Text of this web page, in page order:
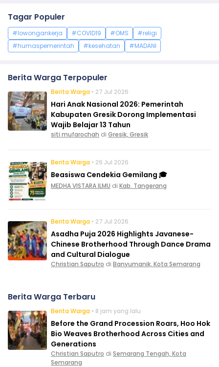
Tagar Populer
#lowongankerja #COVID19 #OMS
#religi
#humaspemerintah
#kesehatan #MADANI
Berita Warga Terpopuler
Berita Warga • 27 Jul 2026
Hari Anak Nasional 2026: Pemerintah
Kabupaten Gresik Dorong Implementasi
Wajib Belajar 13 Tahun
siti mufarochah di Gresik, Gresik
Berita Warga • 26 Jul 2026
Beasiswa Cendekia Gemilang 🎓
MEDHA VISTARA ILMU di Kab. Tangerang
Berita Warga • 27 Jul 2026
Asadha Puja 2026 Highlights Javanese-
Chinese Brotherhood Through Dance Drama
and Cultural Dialogue
Christian Saputro di Banyumanik, Kota Semarang
Berita Warga Terbaru
Berita Warga • 8 jam yang lalu
Before the Grand Procession Roars, Hoo Hok
Bio Weaves Brotherhood Across Cities and
Generations
Christian Saputro di Semarang Tengah, Kota
Semarang